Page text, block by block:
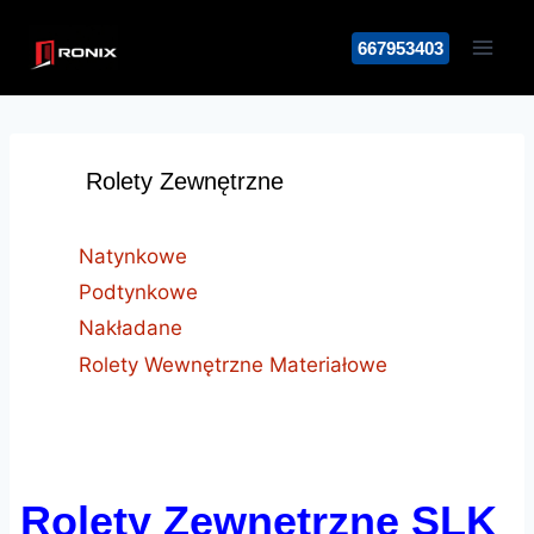
667953403
Rolety Zewnętrzne
Natynkowe
Podtynkowe
Nakładane
Rolety Wewnętrzne Materiałowe
Rolety Zewnętrzne SLK